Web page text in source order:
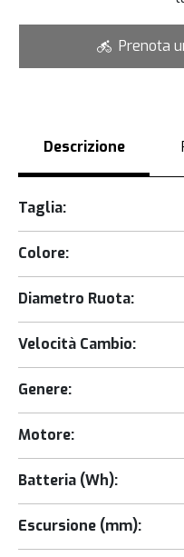
Prenota
Descrizione
Taglia:
Colore:
Diametro Ruota:
Velocità Cambio:
Genere:
Motore:
Batteria (Wh):
Escursione (mm):